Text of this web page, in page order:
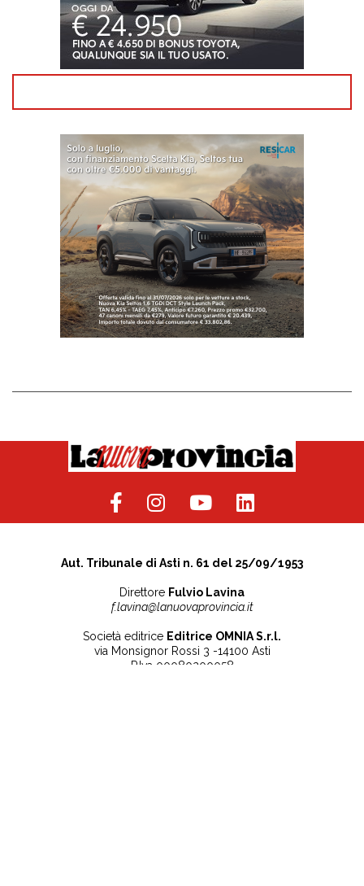
Aut. Tribunale di Asti n. 61 del 25/09/1953
Direttore Fulvio Lavina
f.lavina@lanuovaprovincia.it
Società editrice Editrice OMNIA S.r.l.
via Monsignor Rossi 3 -14100 Asti
P.Iva 00080200058